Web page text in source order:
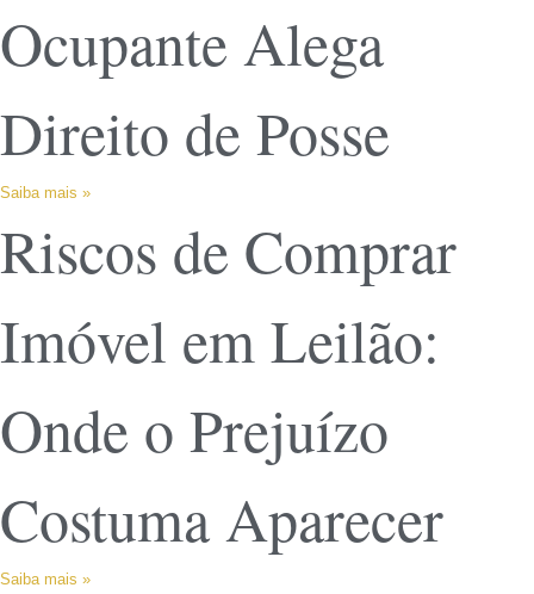
Ocupante Alega
Direito de Posse
Saiba mais »
Riscos de Comprar
Imóvel em Leilão:
Onde o Prejuízo
Costuma Aparecer
Saiba mais »